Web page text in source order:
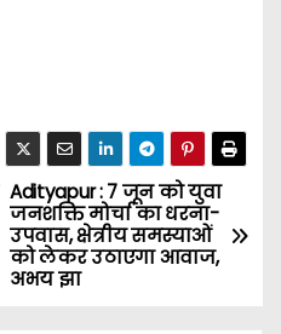
Adityapur : 7 जून को युवा
जनशक्ति मोर्चा का धरना-
उपवास, क्षेत्रीय समस्याओं
को लेकर उठाएगा आवाज,
अभय झा